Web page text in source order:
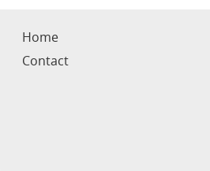
Home
Contact